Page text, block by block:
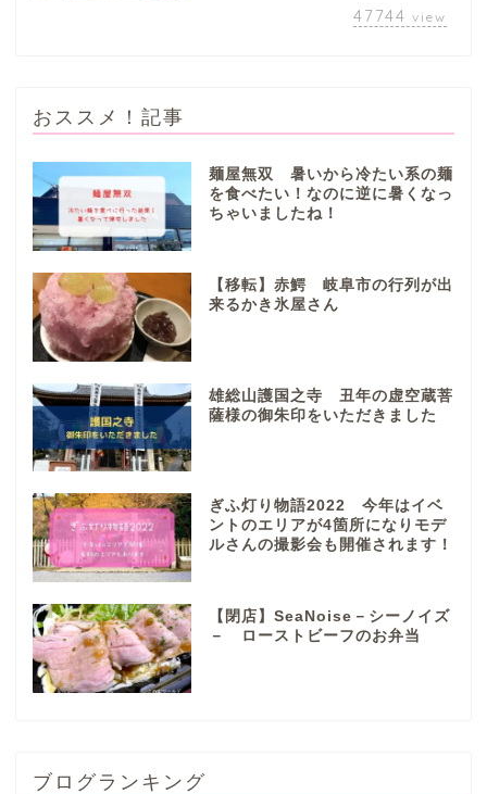
47744 view
おススメ！記事
麺屋無双 暑いから冷たい系の麺
を食べたい！なのに逆に暑くなっ
ちゃいましたね！
【移転】赤鰐 岐阜市の行列が出
来るかき氷屋さん
雄総山護国之寺 丑年の虚空蔵菩
薩様の御朱印をいただきました
ぎふ灯り物語2022 今年はイベ
ントのエリアが4箇所になりモデ
ルさんの撮影会も開催されます！
【閉店】SeaNoise－シーノイズ
－ ローストビーフのお弁当
ブログランキング
ぎふまるけとは。
ぎふまるけ内の記事と写真
（画像）＆掲載情報につい
岐阜地域
各務原市
山県市